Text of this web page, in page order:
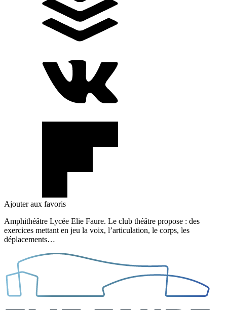
Ajouter aux favoris
Amphithéâtre Lycée Elie Faure. Le club théâtre propose : des
exercices mettant en jeu la voix, l’articulation, le corps, les
déplacements…